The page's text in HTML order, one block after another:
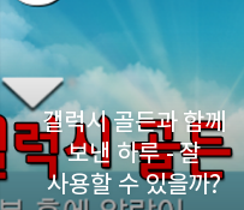
갤럭시 골든과 함께
보낸 하루 - 잘
사용할 수 있을까?